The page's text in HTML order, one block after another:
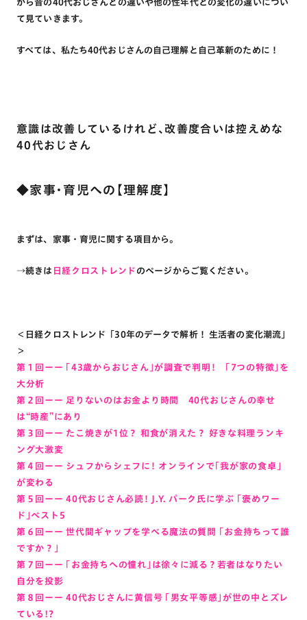
から昔の40代おじさんとの違いや他の性年代との変化の違いについ
て見ていきます。
すべては、私たち40代おじさんの自己理解と自己革新のために！
意識は改善しているけれど、改善度合いは控えめな
40代おじさん
◆家事・育児への【理解度】
まずは、家事・育児に関する項目から。
→続きは 日経クロストレンド のページからご覧ください。
＜日経クロストレンド「30年のデータで解析！ 生活者の変化潮流」
＞
第１回ーー 「43歳からおじさん」が調査で判明！ 「7つの特徴」を
大分析
第２回ーー 足りないのはお金より時間 40代おじさんの幸せ
は“時産”にあり
第３回ーー たこ焼きが1位？ 和食が消えた？ 好きな料理ランキ
ング大激変
第４回ー ー シュフからシェフに！ オンラインで「我が家の食卓」
が変わる
第５回ーー 40代おじさん必読！ J.Y. パーク氏に学ぶ 「褒めワー
ド」ベスト5
第６回ーー 世代間ギャップを学べる魔法の質問 「お金持ちって誰
ですか？」
第７回ーー 「お金持ちへの憧れ」は徐々に減る？若者はなりたい
自分を投影
第８回ーー 40代おじさんに黄信号 「男女平等感」が世の中とズレ
ている!?